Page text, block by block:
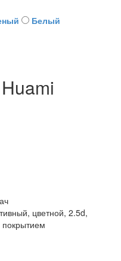
Белый
цветной, 2.5d,